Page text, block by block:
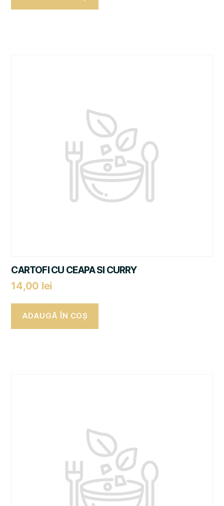
CARTOFI CU CEAPA SI CURRY
14,00 lei
ADAUGĂ ÎN COȘ